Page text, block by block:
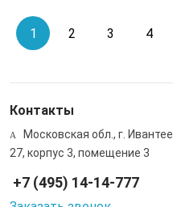
1 2 3 4
Контакты
Московская обл., г.
27, корпус 3, помещение 3
+7 (495) 14-14-777